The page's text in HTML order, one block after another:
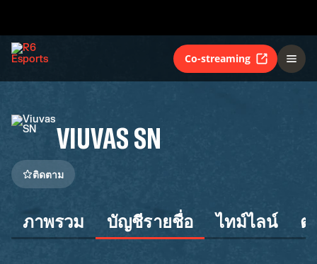
Co-streaming
VIUVAS SN
ติดตาม
ภาพรวม บัญชีรายชื่อ ไทม์ไลน์ ต